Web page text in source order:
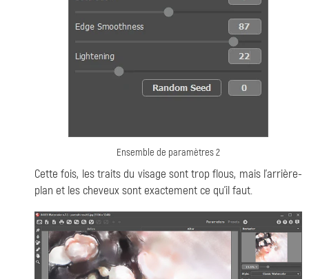
Ensemble de paramètres 2
Cette fois, les traits du visage sont trop flous, mais l'arrière-
plan et les cheveux sont exactement ce qu'il faut.